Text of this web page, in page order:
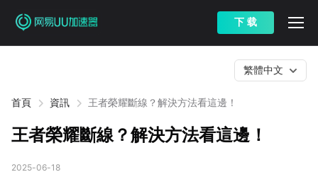
下 载
首頁 資訊 王者榮耀斷線？解決方法看這邊！
繁體中文
王者榮耀斷線？解決方法看這邊！
2025-06-18